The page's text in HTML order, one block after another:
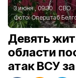
3 июня , 09:30
СВО
Фото:Оперштаб
Девять
области
атак ВСУ